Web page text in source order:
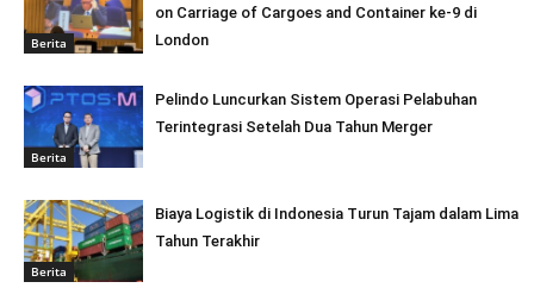
Berita
on Carriage of Cargoes and Container ke-9 di
London
Berita
Pelindo Luncurkan Sistem Operasi Pelabuhan
Terintegrasi Setelah Dua Tahun Merger
Berita
Biaya Logistik di Indonesia Turun Tajam dalam Lima
Tahun Terakhir